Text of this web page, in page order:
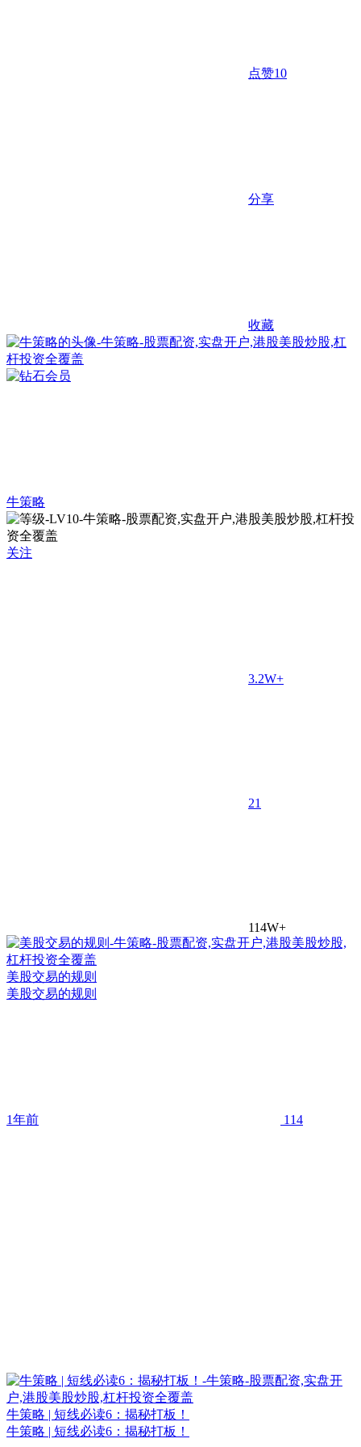
点赞10
分享
收藏
牛策略
关注
3.2W+
21
114W+
美股交易的规则
美股交易的规则
1年前 114
牛策略 | 短线必读6：揭秘打板！
牛策略 | 短线必读6：揭秘打板！